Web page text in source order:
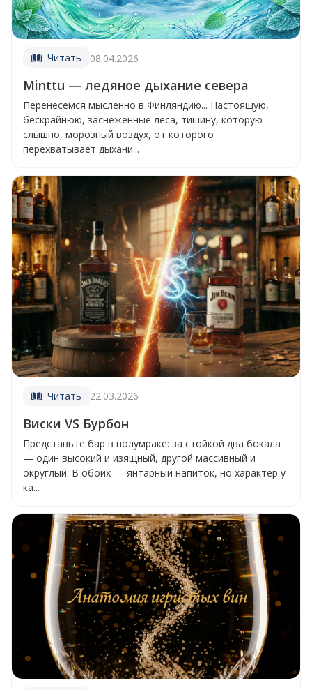
Читать 08.04.2026
Minttu — ледяное дыхание севера
Перенесемся мысленно в Финляндию... Настоящую,
бескрайнюю, заснеженные леса, тишину, которую
слышно, морозный воздух, от которого
перехватывает дыхани...
Читать 22.03.2026
Виски VS Бурбон
Представьте бар в полумраке: за стойкой два бокала
— один высокий и изящный, другой массивный и
округлый. В обоих — янтарный напиток, но характер у
ка...